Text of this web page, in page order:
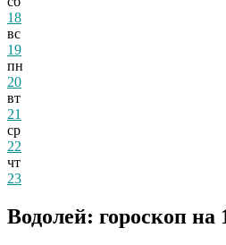
18
вс
19
пн
20
вт
21
ср
22
чт
23
Водолей: гороскоп на